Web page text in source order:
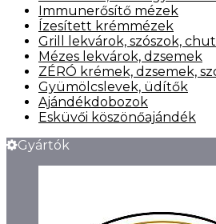
Immunerősítő mézek
Ízesített krémmézek
Grill lekvárok, szószok,
Mézes lekvárok, dzsemek
ZÉRÓ krémek, dzsemek,
Gyümölcslevek, üdítők
Ajándékdobozok
Esküvői köszönőajándék
Gyártók